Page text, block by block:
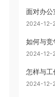
面对办公
2024-12-
如何与竞
2024-12-
怎样与工
2024-12-